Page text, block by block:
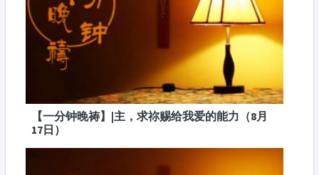
【一分钟晚祷】|主，求祢赐给我爱的能力（8月
17日）